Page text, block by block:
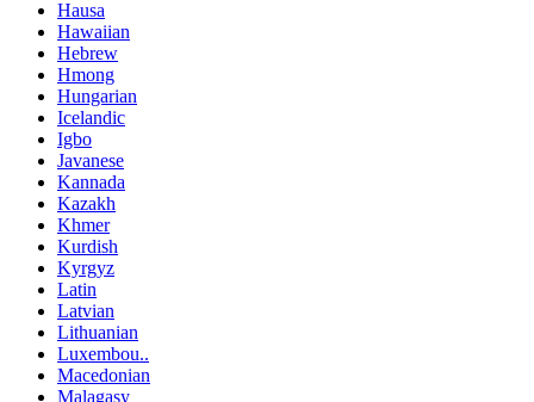
Hausa
Hawaiian
Hebrew
Hmong
Hungarian
Icelandic
Igbo
Javanese
Kannada
Kazakh
Khmer
Kurdish
Kyrgyz
Latin
Latvian
Lithuanian
Luxembou..
Macedonian
Malagasy